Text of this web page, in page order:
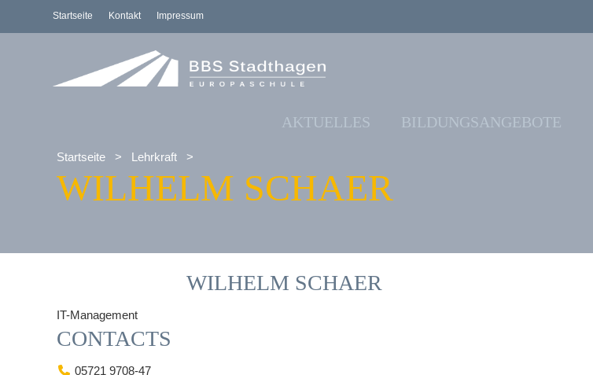
Startseite Kontakt Impressum
AKTUELLES BILDUNGSANGEBOTE
Startseite > Lehrkraft >
WILHELM SCHAER
WILHELM SCHAER
IT-Management
CONTACTS
05721 9708-47